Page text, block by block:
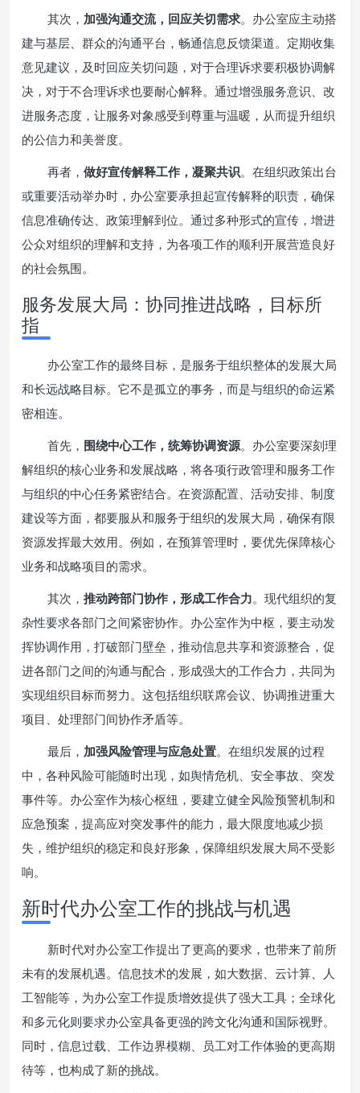
其次， 加强沟通交流，回应关切需求。办公室应主动搭
建与基层、群众的沟通平台，畅通信息反馈渠道。定期收集
意见建议，及时回应关切问题，对于合理诉求要积极协调解
决，对于不合理诉求也要耐心解释。通过增强服务意识、改
进服务态度，让服务对象感受到尊重与温暖，从而提升组织
的公信力和美誉度。
再者， 做好宣传解释工作，凝聚共识。在组织政策出台
或重要活动举办时，办公室要承担起宣传解释的职责，确保
信息准确传达、政策理解到位。通过多种形式的宣传，增进
公众对组织的理解和支持，为各项工作的顺利开展营造良好
的社会氛围。
服务发展大局：协同推进战略，目标所
指
办公室工作的最终目标，是服务于组织整体的发展大局
和长远战略目标。它不是孤立的事务，而是与组织的命运紧
密相连。
首先， 围绕中心工作，统筹协调资源。办公室要深刻理
解组织的核心业务和发展战略，将各项行政管理和服务工作
与组织的中心任务紧密结合。在资源配置、活动安排、制度
建设等方面，都要服从和服务于组织的发展大局，确保有限
资源发挥最大效用。例如，在预算管理时，要优先保障核心
业务和战略项目的需求。
其次， 推动跨部门协作，形成工作合力。现代组织的复
杂性要求各部门之间紧密协作。办公室作为中枢，要主动发
挥协调作用，打破部门壁垒，推动信息共享和资源整合，促
进各部门之间的沟通与配合，形成强大的工作合力，共同为
实现组织目标而努力。这包括组织联席会议、协调推进重大
项目、处理部门间协作矛盾等。
最后， 加强风险管理与应急处置。在组织发展的过程
中，各种风险可能随时出现，如舆情危机、安全事故、突发
事件等。办公室作为核心枢纽，要建立健全风险预警机制和
应急预案，提高应对突发事件的能力，最大限度地减少损
失，维护组织的稳定和良好形象，保障组织发展大局不受影
响。
新时代办公室工作的挑战与机遇
新时代对办公室工作提出了更高的要求，也带来了前所
未有的发展机遇。信息技术的发展，如大数据、云计算、人
工智能等，为办公室工作提质增效提供了强大工具；全球化
和多元化则要求办公室具备更强的跨文化沟通和国际视野。
同时，信息过载、工作边界模糊、员工对工作体验的更高期
待等，也构成了新的挑战。